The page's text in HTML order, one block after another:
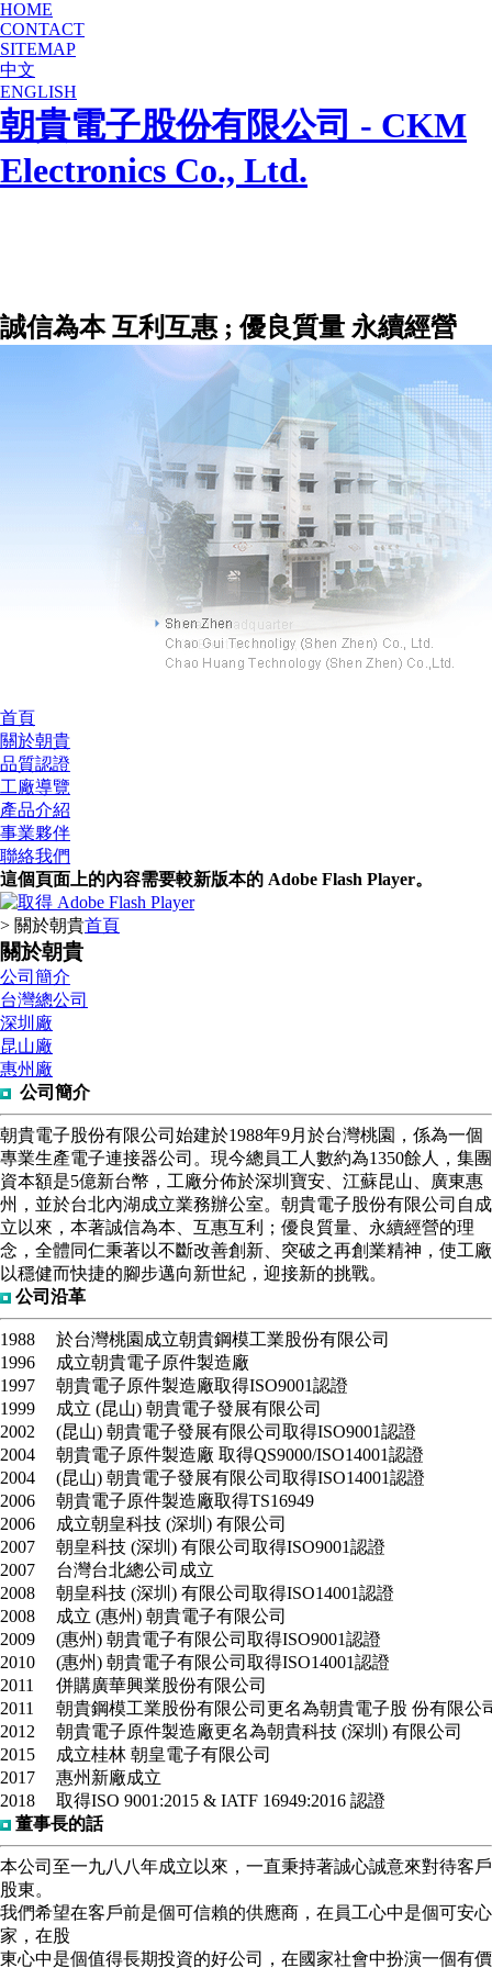
HOME
CONTACT
SITEMAP
中文
ENGLISH
朝貴電子股份有限公司 - CKM
Electronics Co., Ltd.
誠信為本 互利互惠 ; 優良質量 永續經營
首頁
關於朝貴
品質認證
工廠導覽
產品介紹
事業夥伴
聯絡我們
這個頁面上的內容需要較新版本的 Adobe Flash Player。
> 關於朝貴首頁
關於朝貴
公司簡介
台灣總公司
深圳廠
昆山廠
惠州廠
公司簡介
朝貴電子股份有限公司 始建於1988年9月於台灣桃園，係為一個
專業生產電子連接器公司。現今總員工人數約為1350餘人，集團
資本額是5億新台幣，工廠分佈於深圳寶安、江蘇昆山、廣東惠
州，並於台北內湖成立業務辦公室。朝貴電子股份有限公司自成
立以來，本著誠信為本、互惠互利；優良質量、永續經營的理
念，全體同仁秉著以不斷改善創新、突破之再創業精神，使工廠
以穩健而快捷的腳步邁向新世紀，迎接新的挑戰。
公司沿革
1988
於台灣桃園成立朝貴鋼模工業股份有限公司
1996
成立朝貴電子原件製造廠
1997
朝貴電子原件製造廠取得ISO9001認證
1999
成立 (昆山) 朝貴電子發展有限公司
2002
(昆山) 朝貴電子發展有限公司取得ISO9001認證
2004
朝貴電子原件製造廠 取得QS9000/ISO14001認證
2004
(昆山) 朝貴電子發展有限公司取得ISO14001認證
2006
朝貴電子原件製造廠取得TS16949
2006
成立朝皇科技 (深圳) 有限公司
2007
朝皇科技 (深圳) 有限公司取得ISO9001認證
2007
台灣台北總公司成立
2008
朝皇科技 (深圳) 有限公司取得ISO14001認證
2008
成立 (惠州) 朝貴電子有限公司
2009
(惠州) 朝貴電子有限公司取得ISO9001認證
2010
(惠州) 朝貴電子有限公司取得ISO14001認證
2011
併購廣華興業股份有限公司
2011
朝貴鋼模工業股份有限公司更名為朝貴電子股 份有限公
2012
朝貴電子原件製造廠更名為朝貴科技 (深圳) 有限公司
2015
成立桂林 朝皇電子有限公司
2017
惠州新廠成立
2018
取得ISO 9001:2015 & IATF 16949:2016 認證
董事長的話
本公司至一九八八年成立以來，一直秉持著誠心誠意來對待客
股東。
我們希望在客戶前是個可信賴的供應商，在員工心中是個可安
家，在股
東心中是個值得長期投資的好公司，在國家社會中扮演一個有